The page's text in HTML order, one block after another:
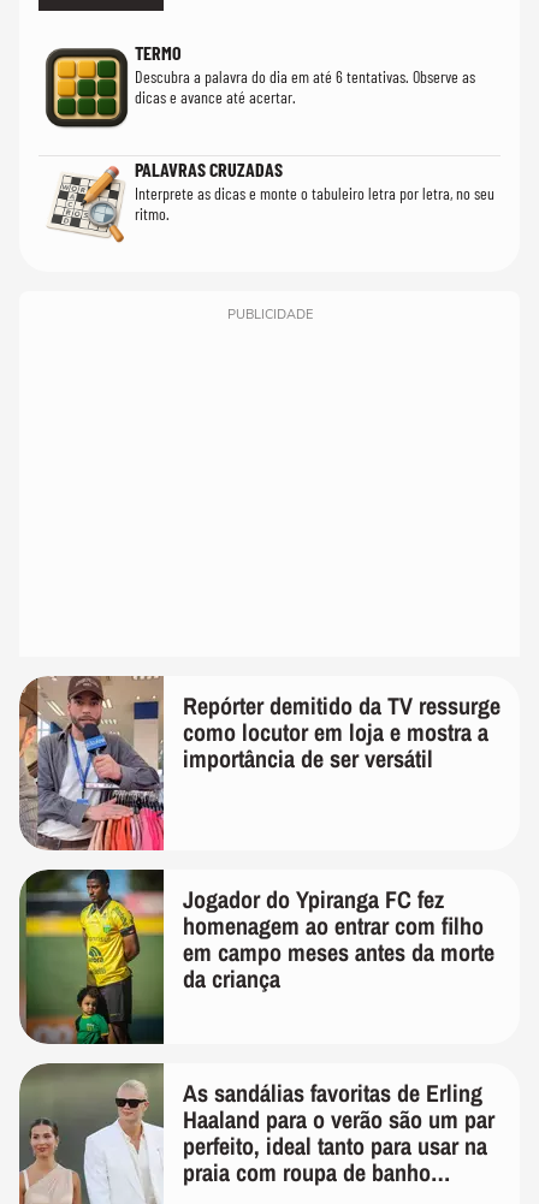
TERMO
Descubra a palavra do dia em até 6 tentativas. Observe as
dicas e avance até acertar.
PALAVRAS CRUZADAS
Interprete as dicas e monte o tabuleiro letra por letra, no seu
ritmo.
PUBLICIDADE
Repórter demitido da TV ressurge
como locutor em loja e mostra a
importância de ser versátil
Jogador do Ypiranga FC fez
homenagem ao entrar com filho
em campo meses antes da morte
da criança
As sandálias favoritas de Erling
Haaland para o verão são um par
perfeito, ideal tanto para usar na
praia com roupa de banho